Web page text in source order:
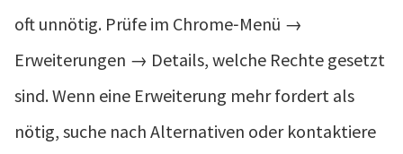
oft unnötig. Prüfe im Chrome‑Menü →
Erweiterungen → Details, welche Rechte gesetzt
sind. Wenn eine Erweiterung mehr fordert als
nötig, suche nach Alternativen oder kontaktiere